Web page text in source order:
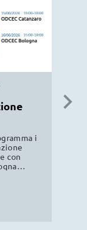
i
con